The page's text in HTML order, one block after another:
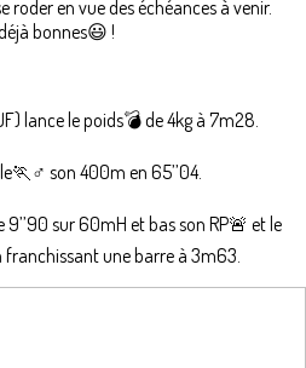
roder en vue des échéances à venir.
bonnes😃 !
lance le poids💣 de 4kg à 7m28.
son 400m en 65’’04.
9’’90 sur 60mH et bas son RP🚨 et le
franchissant une barre à 3m63.